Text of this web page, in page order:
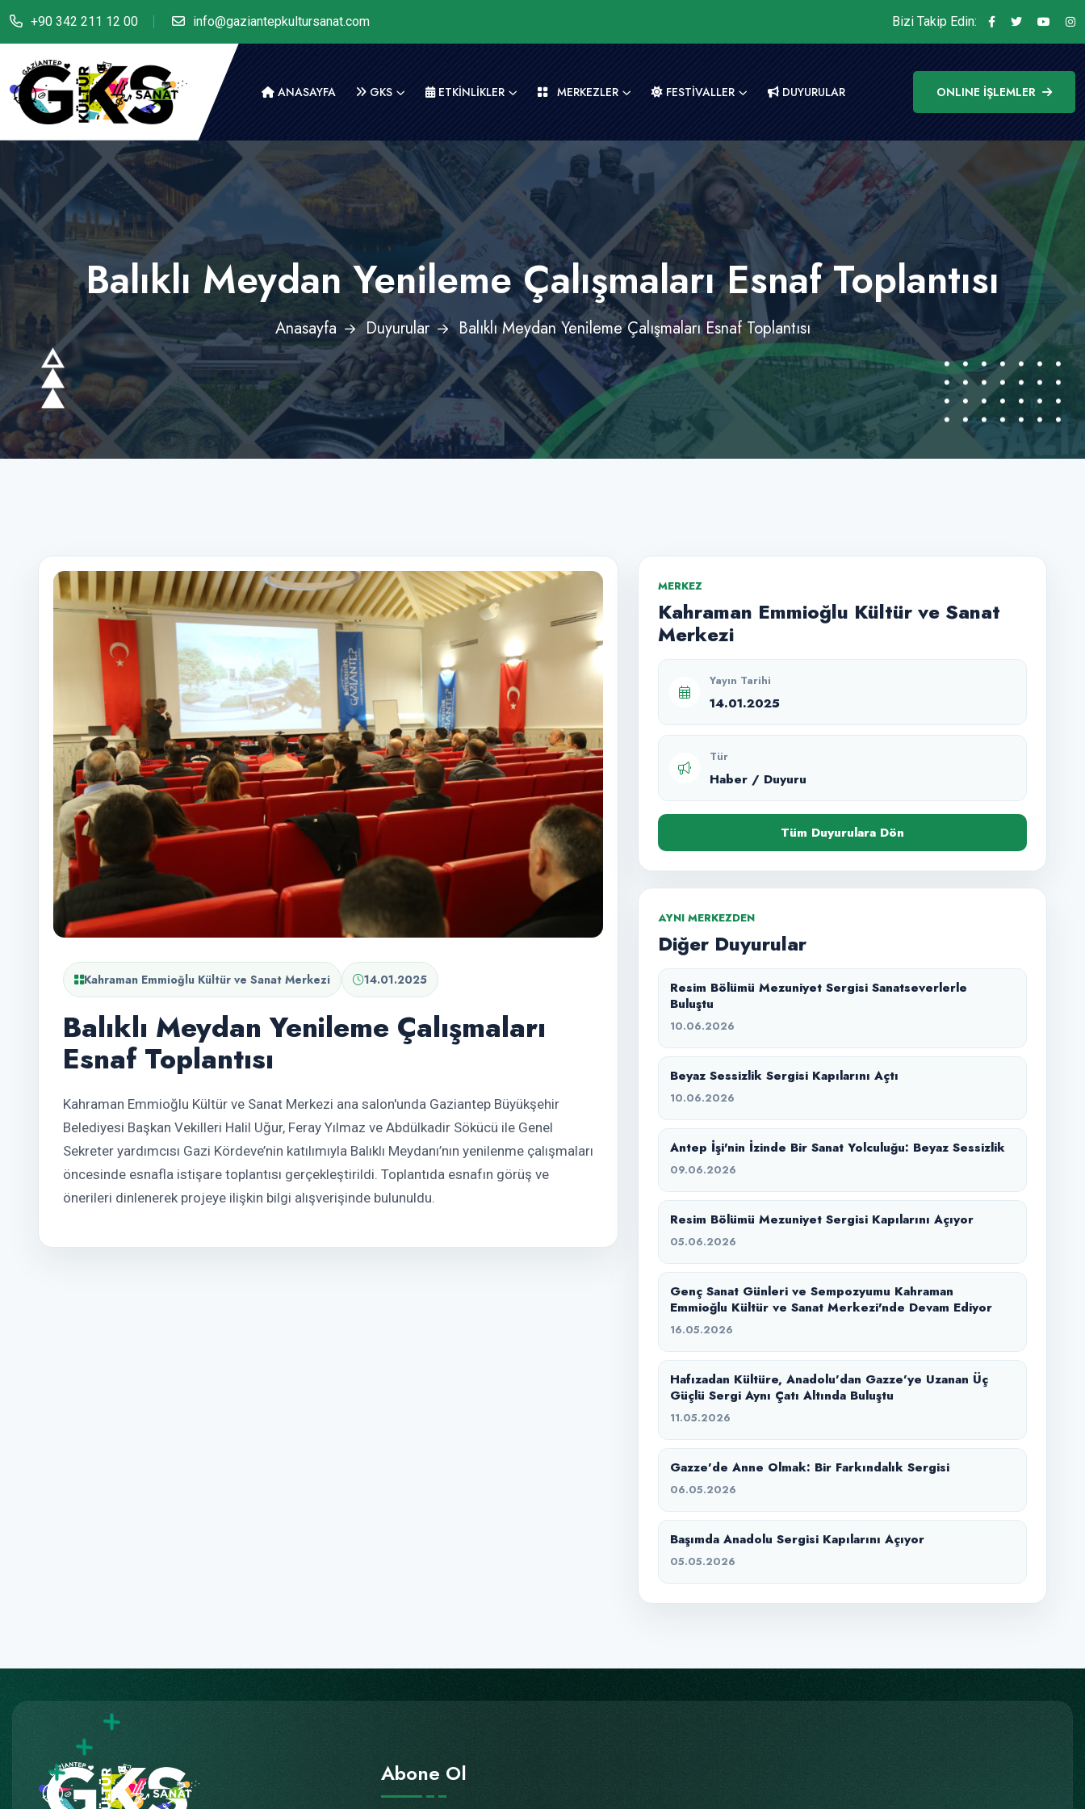
+90 342 211 12 00 info@gaziantepkultursanat.com Bizi Takip Edin:
ANASAYFA GKS ETKİNLİKLER MERKEZLER FESTİVALLER DUYURULAR ONLINE İŞLEMLER
Balıklı Meydan Yenileme Çalışmaları Esnaf Toplantısı
Anasayfa Duyurular Balıklı Meydan Yenileme Çalışmaları Esnaf Toplantısı
Kahraman Emmioğlu Kültür ve Sanat Merkezi 14.01.2025
Balıklı Meydan Yenileme Çalışmaları
Esnaf Toplantısı
Kahraman Emmioğlu Kültür ve Sanat Merkezi ana salon'unda Gaziantep Büyükşehir
Belediyesi Başkan Vekilleri Halil Uğur, Feray Yılmaz ve Abdülkadir Sökücü ile Genel
Sekreter yardımcısı Gazi Kördeve’nin katılımıyla Balıklı Meydanı’nın yenilenme çalışmaları
öncesinde esnafla istişare toplantısı gerçekleştirildi. Toplantıda esnafın görüş ve
önerileri dinlenerek projeye ilişkin bilgi alışverişinde bulunuldu.
MERKEZ
Kahraman Emmioğlu Kültür ve Sanat
Merkezi
Yayın Tarihi
14.01.2025
Tür
Haber / Duyuru
Tüm Duyurulara Dön
AYNI MERKEZDEN
Diğer Duyurular
Resim Bölümü Mezuniyet Sergisi Sanatseverlerle
Buluştu
10.06.2026
Beyaz Sessizlik Sergisi Kapılarını Açtı
10.06.2026
Antep İşi'nin İzinde Bir Sanat Yolculuğu: Beyaz Sessizlik
09.06.2026
Resim Bölümü Mezuniyet Sergisi Kapılarını Açıyor
05.06.2026
Genç Sanat Günleri ve Sempozyumu Kahraman
Emmioğlu Kültür ve Sanat Merkezi'nde Devam Ediyor
16.05.2026
Hafızadan Kültüre, Anadolu’dan Gazze’ye Uzanan Üç
Güçlü Sergi Aynı Çatı Altında Buluştu
11.05.2026
Gazze’de Anne Olmak: Bir Farkındalık Sergisi
06.05.2026
Başımda Anadolu Sergisi Kapılarını Açıyor
05.05.2026
Abone Ol